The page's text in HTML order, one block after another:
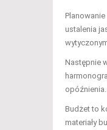
ustalenia
Następnie
Budżet to
materiały